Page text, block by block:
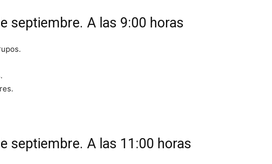
septiembre. A las 9:00 horas
septiembre. A las 11:00 horas